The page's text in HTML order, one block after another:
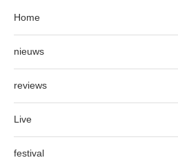
Home
nieuws
reviews
Live
festival